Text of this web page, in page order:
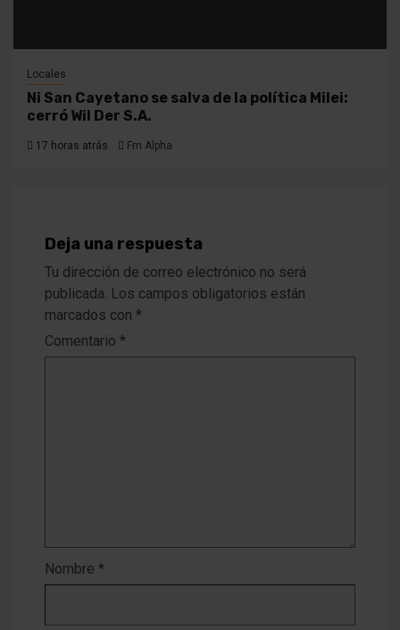
Locales
Ni San Cayetano se salva de la política Milei:
cerró Wil Der S.A.
17 horas atrás Fm Alpha
Deja una respuesta
Tu dirección de correo electrónico no será
publicada. Los campos obligatorios están
marcados con *
Comentario *
Nombre *